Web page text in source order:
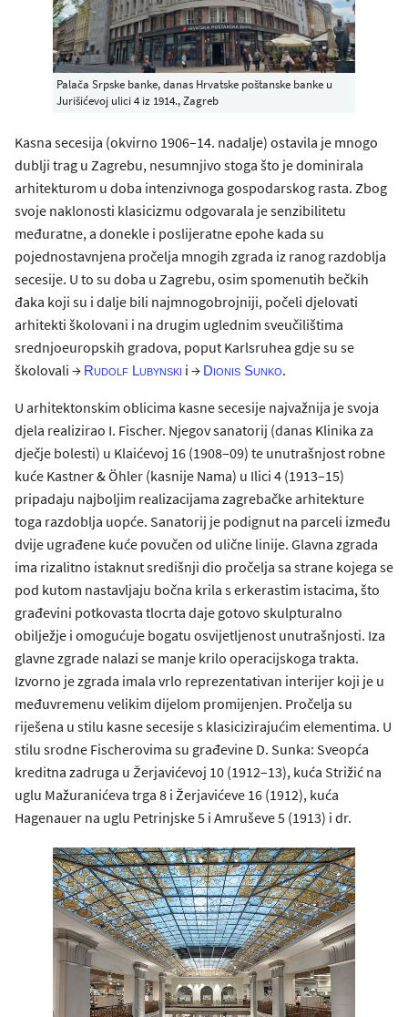
Palača Srpske banke, danas Hrvatske poštanske banke u
Jurišićevoj ulici 4 iz 1914., Zagreb
Kasna secesija (okvirno 1906–14. nadalje) ostavila je mnogo
dublji trag u Zagrebu, nesumnjivo stoga što je dominirala
arhitekturom u doba intenzivnoga gospodarskog rasta. Zbog
svoje naklonosti klasicizmu odgovarala je senzibilitetu
međuratne, a donekle i poslijeratne epohe kada su
pojednostavnjena pročelja mnogih zgrada iz ranog razdoblja
secesije. U to su doba u Zagrebu, osim spomenutih bečkih
đaka koji su i dalje bili najmnogobrojniji, počeli djelovati
arhitekti školovani i na drugim uglednim sveučilištima
srednjoeuropskih gradova, poput Karlsruhea gdje su se
školovali → Rudolf Lubynski i → Dionis Sunko.
U arhitektonskim oblicima kasne secesije najvažnija je svoja
djela realizirao I. Fischer. Njegov sanatorij (danas Klinika za
dječje bolesti) u Klaićevoj 16 (1908–09) te unutrašnjost robne
kuće Kastner & Öhler (kasnije Nama) u Ilici 4 (1913–15)
pripadaju najboljim realizacijama zagrebačke arhitekture
toga razdoblja uopće. Sanatorij je podignut na parceli između
dvije ugrađene kuće povučen od ulične linije. Glavna zgrada
ima rizalitno istaknut središnji dio pročelja sa strane kojega se
pod kutom nastavljaju bočna krila s erkerastim istacima, što
građevini potkovasta tlocrta daje gotovo skulpturalno
obilježje i omogućuje bogatu osvijetljenost unutrašnjosti. Iza
glavne zgrade nalazi se manje krilo operacijskoga trakta.
Izvorno je zgrada imala vrlo reprezentativan interijer koji je u
međuvremenu velikim dijelom promijenjen. Pročelja su
riješena u stilu kasne secesije s klasicizirajućim elementima. U
stilu srodne Fischerovima su građevine D. Sunka: Sveopća
kreditna zadruga u Žerjavićevoj 10 (1912–13), kuća Strižić na
uglu Mažuranićeva trga 8 i Žerjavićeve 16 (1912), kuća
Hagenauer na uglu Petrinjske 5 i Amruševe 5 (1913) i dr.